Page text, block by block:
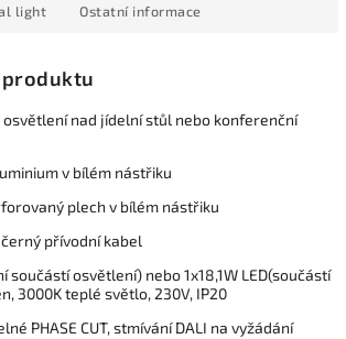
light Ostatní informace
nad jídelní stůl nebo konferenční
v bílém nástřiku
plech v bílém nástřiku
přívodní kabel
součástí osvětlení) nebo 1x18,1W LED(součástí
3000K teplé světlo, 230V, IP20
PHASE CUT, stmívání DALI na vyžádání